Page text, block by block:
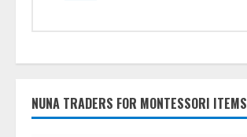
NUNA TRADERS FOR MONTESSORI ITEMS